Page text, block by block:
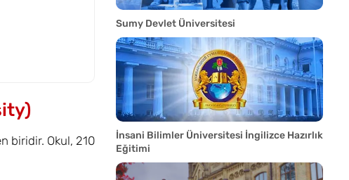
Sumy Devlet Üniversitesi
İnsani Bilimler Üniversitesi İngilizce Hazırlık
Eğitimi
biridir. Okul, 210